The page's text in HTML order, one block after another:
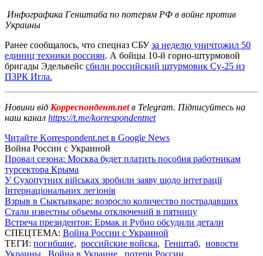
Инфографика Генштаба по потерям РФ в войне против
Украины
Ранее сообщалось, что спецназ СБУза неделю уничтожил 50
единиц техники россиян. А бойцы 10-й горно-штурмовой
бригады Эдельвейс сбили российский штурмовик Су-25 из
ПЗРК Игла.
Новини від Корреспондент.netв Telegram. Підписуйтесь на
наш канал https://t.me/korrespondentnet
Читайте Korrespondent.net в Google News
Война России с Украиной
Провал сезона: Москва будет платить пособия работникам
турсектора Крыма
У Сухопутних військах зробили заяву щодо інтеграції
Інтернаціональних легіонів
Взрыв в Сыктывкаре: возросло количество пострадавших
Стали известны объемы отключений в пятницу
Встреча президентов: Ермак и Рубио обсудили детали
СПЕЦТЕМА: Война России с Украиной
ТЕГИ: погибшие, российские войска, Генштаб, новости
Украины, Война в Украине, потери России